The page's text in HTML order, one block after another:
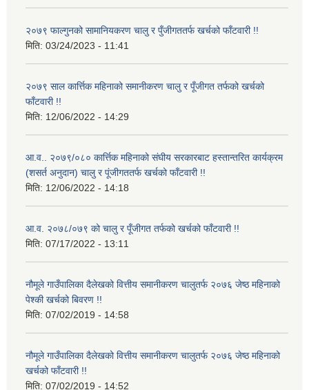
२०७९ फाल्गुनको सामानियकरण चालु र पुँजीगततर्फ खर्चको फाँटवारी !!
मिति: 03/24/2023 - 11:41
२०७९ साल कार्त्तिक महिनाको समानीकरण चालु र पूँजीगत तर्फको खर्चको
फाँटवारी !!
मिति: 12/06/2022 - 14:29
आ.व.. २०७९/०८० कार्त्तिक महिनाको संघीय सरकारबाट हस्तान्तरित कार्यक्रम
(शसर्त अनुदान) चालु र पूंजीगततर्फ खर्चको फाँटवारी !!
मिति: 12/06/2022 - 14:18
आ.व. २०७८/०७९ को चालु र पूँजीगत तर्फको खर्चको फाँटवारी !!
मिति: 07/17/2022 - 13:11
नौमूले गाउँपालिका दैलेखको वित्तीय समानीकरण चालुतर्फ २०७६ जेष्ठ महिनाको
पेश्की खर्चको बिवरण !!
मिति: 07/02/2019 - 14:58
नौमूले गाउँपालिका दैलेखको वित्तीय समानीकरण चालुतर्फ २०७६ जेष्ठ महिनाको
खर्चको फाँटवारी !!
मिति: 07/02/2019 - 14:52